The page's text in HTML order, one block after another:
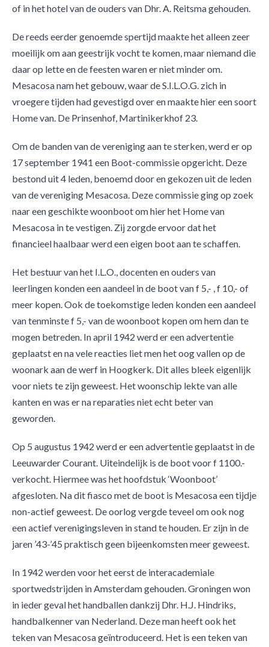
of in het hotel van de ouders van Dhr. A. Reitsma gehouden.
De reeds eerder genoemde spertijd maakte het alleen zeer
moeilijk om aan geestrijk vocht te komen, maar niemand die
daar op lette en de feesten waren er niet minder om.
Mesacosa nam het gebouw, waar de S.I.L.O.G. zich in
vroegere tijden had gevestigd over en maakte hier een soort
Home van. De Prinsenhof, Martinikerkhof 23.
Om de banden van de vereniging aan te sterken, werd er op
17 september 1941 een Boot-commissie opgericht. Deze
bestond uit 4 leden, benoemd door en gekozen uit de leden
van de vereniging Mesacosa. Deze commissie ging op zoek
naar een geschikte woonboot om hier het Home van
Mesacosa in te vestigen. Zij zorgde ervoor dat het
financieel haalbaar werd een eigen boot aan te schaffen.
Het bestuur van het I.L.O., docenten en ouders van
leerlingen konden een aandeel in de boot van f 5,- , f 10,- of
meer kopen. Ook de toekomstige leden konden een aandeel
van tenminste f 5,- van de woonboot kopen om hem dan te
mogen betreden. In april 1942 werd er een advertentie
geplaatst en na vele reacties liet men het oog vallen op de
woonark aan de werf in Hoogkerk. Dit alles bleek eigenlijk
voor niets te zijn geweest. Het woonschip lekte van alle
kanten en was er na reparaties niet echt beter van
geworden.
Op 5 augustus 1942 werd er een advertentie geplaatst in de
Leeuwarder Courant. Uiteindelijk is de boot voor f 1100.-
verkocht. Hiermee was het hoofdstuk ‘Woonboot’
afgesloten. Na dit fiasco met de boot is Mesacosa een tijdje
non-actief geweest. De oorlog vergde teveel om ook nog
een actief verenigingsleven in stand te houden. Er zijn in de
jaren ’43-’45 praktisch geen bijeenkomsten meer geweest.
In 1942 werden voor het eerst de interacademiale
sportwedstrijden in Amsterdam gehouden. Groningen won
in ieder geval het handballen dankzij Dhr. H.J. Hindriks,
handbalkenner van Nederland. Deze man heeft ook het
teken van Mesacosa geïntroduceerd. Het is een teken van